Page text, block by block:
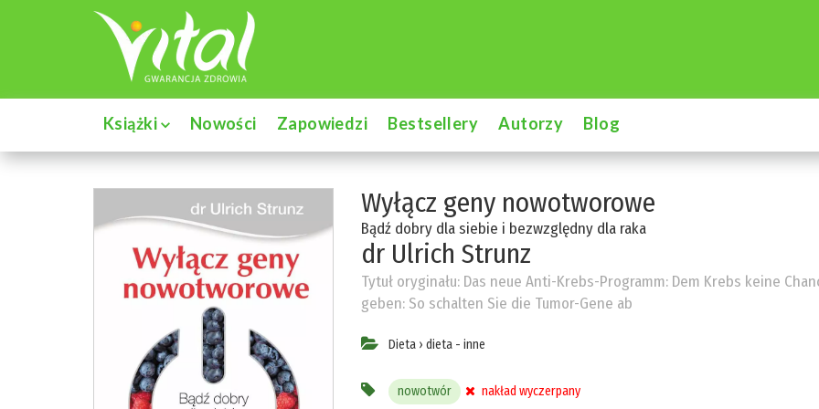
Książki Nowości Zapowiedzi Bestsellery Autorzy Blog
Wyłącz geny nowotworowe
Bądź dobry dla siebie i bezwzględny dla raka
dr Ulrich Strunz
Tytuł oryginału: Das neue Anti-Krebs-Programm: Dem Krebs keine
geben: So schalten Sie die Tumor-Gene ab
Dieta› dieta - inne
nowotwór nakład wyczerpany